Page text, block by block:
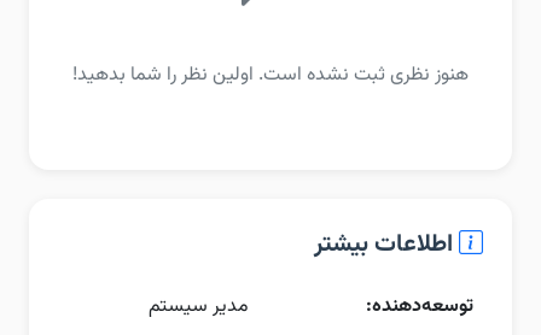
هنوز نظری ثبت نشده است. اولین نظر را شما بدهید!
اطلاعات بیشتر
توسعه‌دهنده:
مدیر سیستم